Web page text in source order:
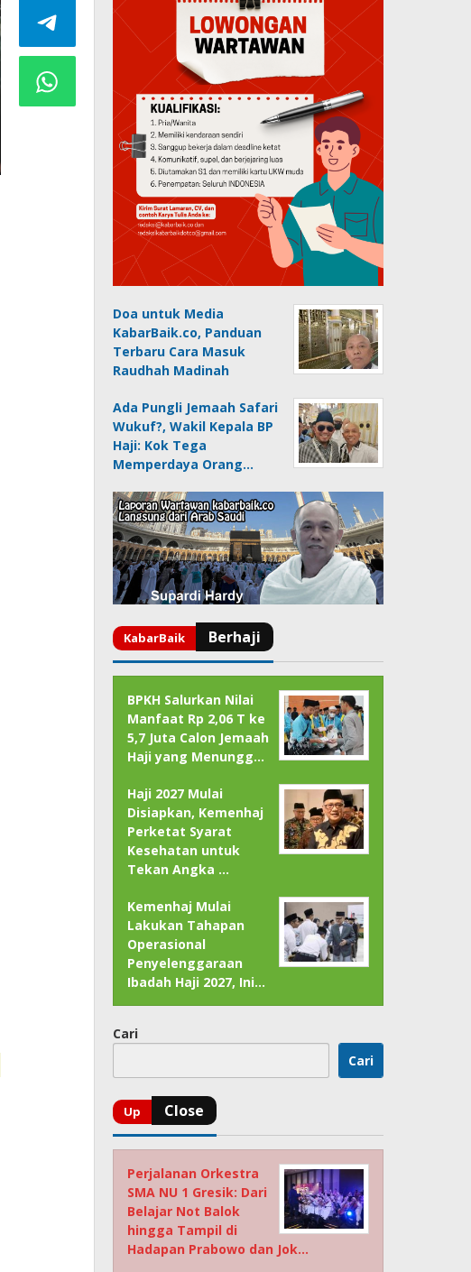
Doa untuk Media
KabarBaik.co, Panduan
Terbaru Cara Masuk
Raudhah Madinah
Ada Pungli Jemaah Safari
Wukuf?, Wakil Kepala BP
Haji: Kok Tega
Memperdaya Orang…
BPKH Salurkan Nilai
Manfaat Rp 2,06 T ke
5,7 Juta Calon Jemaah
Haji yang Menungg…
Haji 2027 Mulai
Disiapkan, Kemenhaj
Perketat Syarat
Kesehatan untuk
Tekan Angka …
Kemenhaj Mulai
Lakukan Tahapan
Operasional
Penyelenggaraan
Ibadah Haji 2027, Ini…
Cari
Cari
Perjalanan Orkestra
SMA NU 1 Gresik: Dari
Belajar Not Balok
hingga Tampil di
Hadapan Prabowo dan Jok…